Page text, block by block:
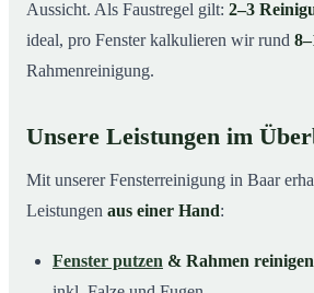
Aussicht. Als Faustregel gilt: 2–3
ideal, pro Fenster kalkulieren wir rund
Rahmenreinigung.
Unsere Leistungen im
Mit unserer Fensterreinigung in Baar
Leistungen aus einer Hand:
Fenster putzen & Rahmen reinigen